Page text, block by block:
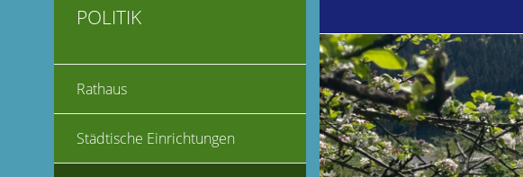
POLITIK
Rathaus
Städtische Einrichtungen